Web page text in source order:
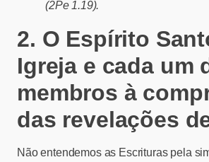
(2Pe 1.19).
2. O Espírito
Igreja e cada um
membros à
das revelações
Não entendemos as Escrituras pela